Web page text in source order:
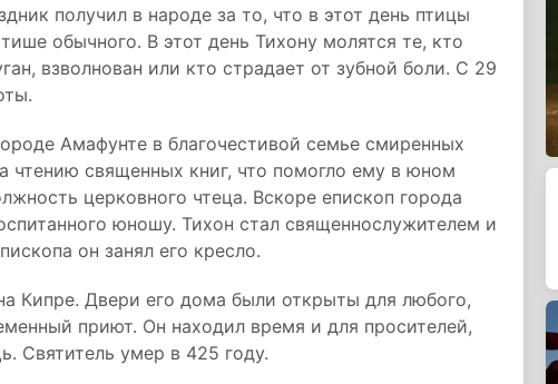
получил в народе за то, что в этот день птицы
обычного. В этот день Тихону молятся те, кто
взволнован или кто страдает от зубной боли. С 29
Амафунте в благочестивой семье смиренных
чтению священных книг, что помогло ему в юном
церковного чтеца. Вскоре епископ города
юношу. Тихон стал священнослужителем и
он занял его кресло.
Кипре. Двери его дома были открыты для любого,
приют. Он находил время и для просителей,
Святитель умер в 425 году.